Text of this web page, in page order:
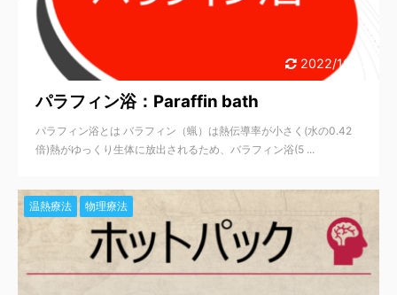
2022/10/17
パラフィン浴：Paraffin bath
パラフィン浴とは バラフィン（蝋）は熱伝導率が小さく(水の0.42
倍)熱がゆっくり生体に放出されるため、バラフィン浴(5 ...
温熱療法 物理療法